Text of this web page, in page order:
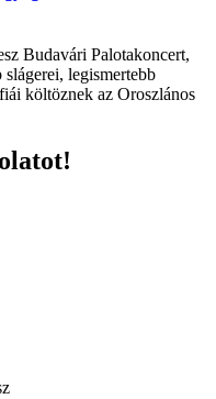
Budavári Palotakoncert,
legismertebb
költöznek az Oroszlános